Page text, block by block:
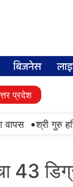
बिजनेस
प्रदेश
•श्री गुरु
43